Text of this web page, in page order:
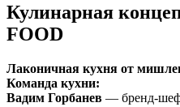
Кулинарная
FOOD
Лаконичная кухня от
Команда кухни:
Вадим Горбанев — бренд-шеф